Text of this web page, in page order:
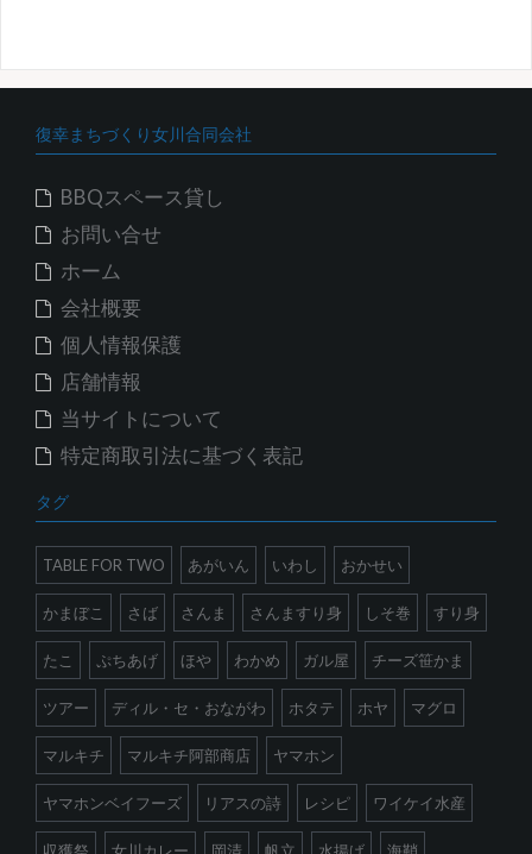
復幸まちづくり女川合同会社
BBQスペース貸し
お問い合せ
ホーム
会社概要
個人情報保護
店舗情報
当サイトについて
特定商取引法に基づく表記
タグ
TABLE FOR TWO あがいん いわし おかせい
かまぼこ さば さんま さんますり身 しそ巻 すり身
たこ ぷちあげ ほや わかめ ガル屋 チーズ笹かま
ツアー ディル・セ・おながわ ホタテ ホヤ マグロ
マルキチ マルキチ阿部商店 ヤマホン
ヤマホンベイフーズ リアスの詩 レシピ ワイケイ水産
収獲祭 女川カレー 岡清 帆立 水揚げ 海鞘